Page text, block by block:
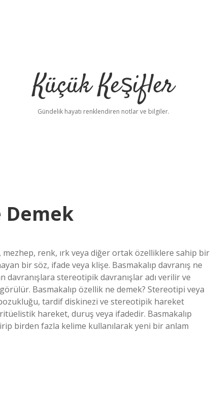
Küçük Keşifler
Gündelik hayatı renklendiren notlar ve bilgiler.
Demek
mezhep, renk, ırk veya diğer ortak özelliklere sahip bir
bir söz, ifade veya klişe. Basmakalıp davranış ne
davranışlara stereotipik davranışlar adı verilir ve
Basmakalıp özellik ne demek? Stereotipi veya
tardif diskinezi ve stereotipik hareket
hareket, duruş veya ifadedir. Basmakalıp
birden fazla kelime kullanılarak yeni bir anlam